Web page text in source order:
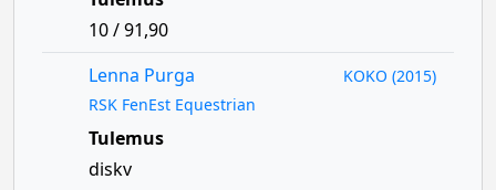
10 / 91,90
Lenna Purga
RSK FenEst Equestrian
KOKO (2015)
Tulemus
diskv